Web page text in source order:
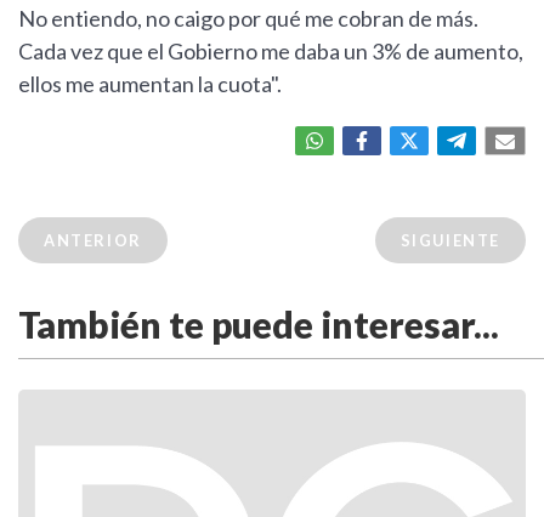
No entiendo, no caigo por qué me cobran de más.
Cada vez que el Gobierno me daba un 3% de aumento,
ellos me aumentan la cuota".
ANTERIOR SIGUIENTE
También te puede interesar...